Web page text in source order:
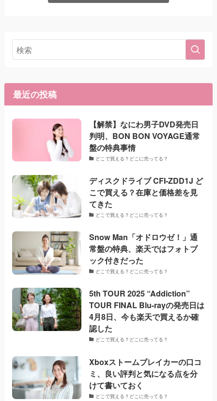
最近の投稿
【解禁】なにわ男子DVD発売日
判明、BON BON VOYAGE通常
盤の特典事情
どこで買える？どこに売ってる？
ディスクドライブ CFI-ZDD1J ど
こで買える？在庫と価格差を見
てきた
どこで買える？どこに売ってる？
Snow Man「オドロウゼ！」通
常盤の特典、楽天ではフォトブ
ック付きだった
どこで買える？どこに売ってる？
5th TOUR 2025 “Addiction”
TOUR FINAL Blu-rayの発売日は
4月8日、今も楽天で買えるか確
認した
どこで買える？どこに売ってる？
Xboxストームブレイカーの口コ
ミ、良い評判と気になる点を分
けて書いておく
どこで買える？どこに売ってる？